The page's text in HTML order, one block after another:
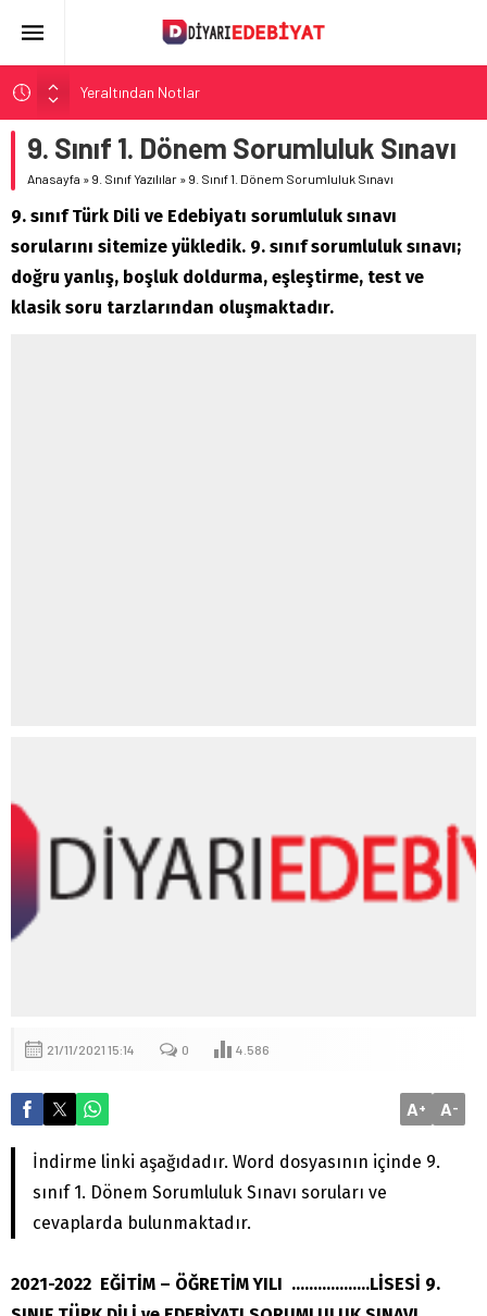
Yeraltından Notlar
Aylak Adam
Zebercet
Demiryolu Hikâyecileri
Korkuyu Beklerken
9. Sınıf 1. Dönem Sorumluluk Sınavı
Anasayfa » 9. Sınıf Yazılılar » 9. Sınıf 1. Dönem Sorumluluk Sınavı
9. sınıf Türk Dili ve Edebiyatı sorumluluk sınavı
sorularını sitemize yükledik. 9. sınıf sorumluluk sınavı;
doğru yanlış, boşluk doldurma, eşleştirme, test ve
klasik soru tarzlarından oluşmaktadır.
21/11/2021 15:14 0 4.586
A+ A-
İndirme linki aşağıdadır. Word dosyasının içinde 9.
sınıf 1. Dönem Sorumluluk Sınavı soruları ve
cevaplarda bulunmaktadır.
2021-2022 EĞİTİM – ÖĞRETİM YILI ………………LİSESİ 9.